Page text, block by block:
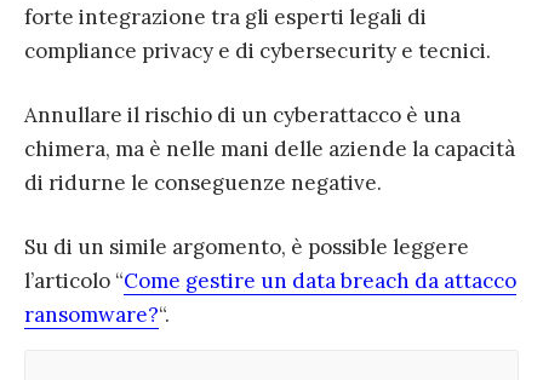
forte integrazione tra gli esperti legali di
compliance privacy e di cybersecurity e tecnici.
Annullare il rischio di un cyberattacco è una
chimera, ma è nelle mani delle aziende la capacità
di ridurne le conseguenze negative.
Su di un simile argomento, è possible leggere
l’articolo “Come gestire un data breach da attacco
ransomware?“.